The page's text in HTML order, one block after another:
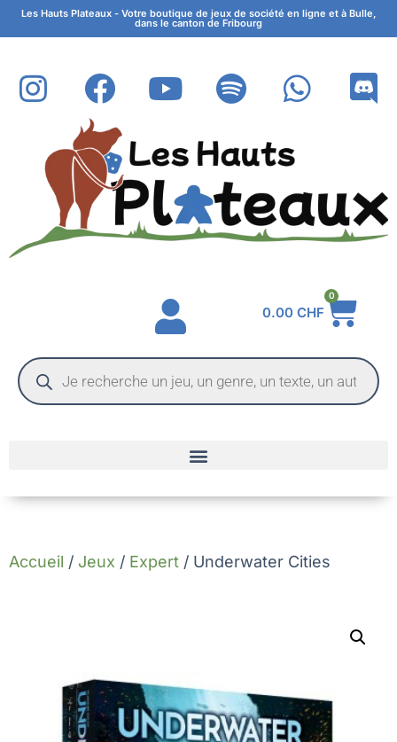
Les Hauts Plateaux - Votre boutique de jeux de société en ligne et à Bulle,
dans le canton de Fribourg
0.00 CHF
0
Accueil / Jeux / Expert / Underwater Cities